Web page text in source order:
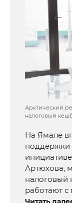
Арктический
налоговый
На Ямале
поддержки
Артюхова,
налоговый
работают